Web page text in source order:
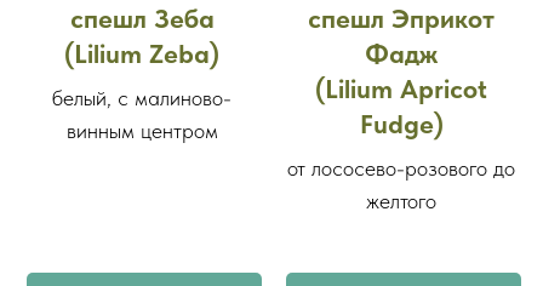
спешл Зеба
(Lilium Zeba)
белый, с малиново-
винным центром
спешл Эприкот
Фадж
(Lilium Apricot
Fudge)
от лососево-розового до
желтого